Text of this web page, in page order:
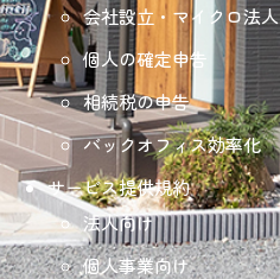
会社設立・マイクロ法人
個人の確定申告
相続税の申告
バックオフィス効率化
サービス提供規約
法人向け
個人事業向け